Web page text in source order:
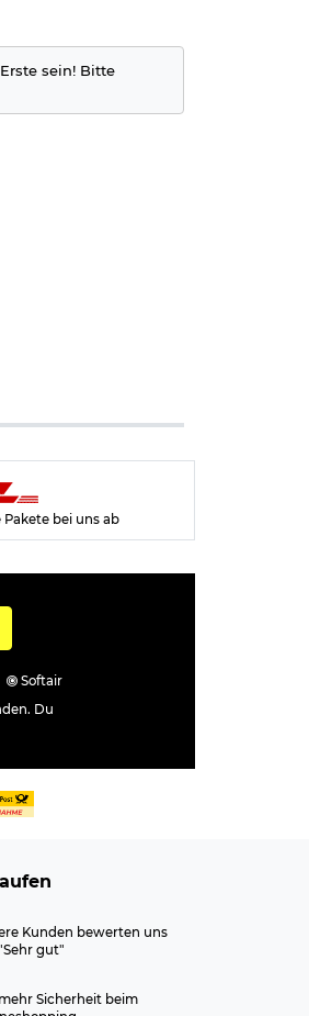
sein! Bitte
Pakete bei uns ab
Softair
Du
Kunden bewerten uns
gut"
Sicherheit beim